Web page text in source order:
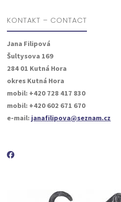
KONTAKT – CONTACT
Jana Filipová
Šultysova 169
284 01 Kutná Hora
okres Kutná Hora
mobil: +420 728 417 830
mobil: +420 602 671 670
e-mail: janafilipova@seznam.cz